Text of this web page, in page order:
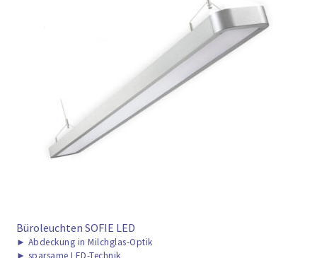
Büroleuchten SOFIE LED
► Abdeckung in Milchglas-Optik
► sparsame LED-Technik